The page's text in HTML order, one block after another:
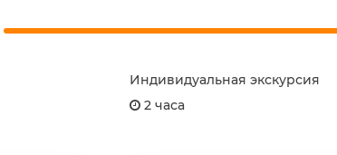
Индивидуальная экскурсия
2 часа